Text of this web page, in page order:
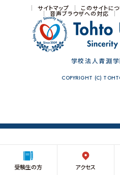
受験生の方 アクセス
幕張ヒューマンケア学部 健康
キャンパスライフ
就職
地域貢献・研究活動
図書館
沼津キャンパスTOP
沼津ヒューマンケア学部 看護
キャンパスライフ
就職
地域貢献・研究活動
サイトマップ このサイトに
音声ブラウザへの対応
学校法人青淵
サイトマップ このサイトに
音声ブラウザへの対応
COPYRIGHT (C)